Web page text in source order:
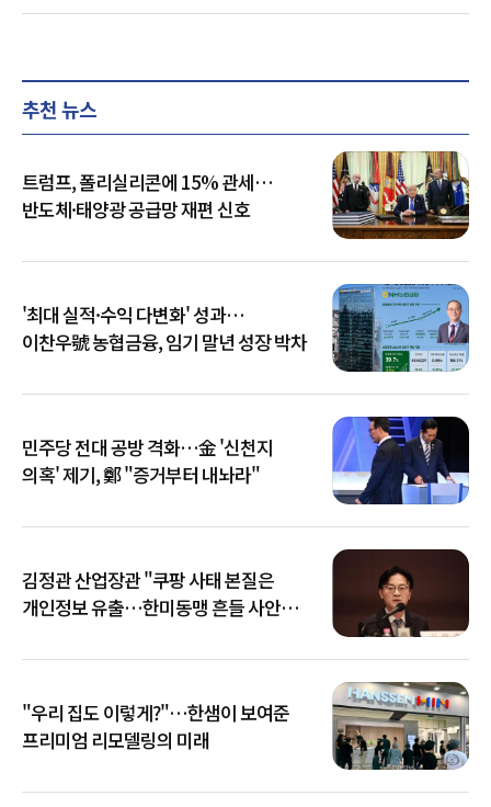
추천 뉴스
트럼프, 폴리실리콘에 15% 관세…
반도체·태양광 공급망 재편 신호
'최대 실적·수익 다변화' 성과…
이찬우號 농협금융, 임기 말년 성장 박차
민주당 전대 공방 격화…金 '신천지
의혹' 제기, 鄭 "증거부터 내놔라"
김정관 산업장관 "쿠팡 사태 본질은
개인정보 유출…한미동맹 흔들 사안
"우리 집도 이렇게?"…한샘이 보여준
프리미엄 리모델링의 미래